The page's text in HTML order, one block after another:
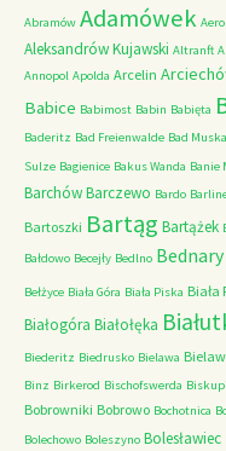
Abramów Adamówek
Aleksandrów Kujawski Altranft
Annopol Apolda Arcelin
Babice Babimost Babin Babięta
Baderitz Bad Freienwalde Bad
Sulze Bagienice Bakus Wanda Banie
BarchówBarczewo Bardo
Bartoszki Bartąg Bartążek
Bałdowo Becejły Bedlno Bednary
Bełżyce Biała Góra Biała Piska Biała
Białogóra Białołęka
Biederitz Biedrusko Bielawa
Binz Birkerod Bischofswerda
Bobrowniki Bobrowo Bochotnica
Bolechowo Boleszyno Bolesławiec